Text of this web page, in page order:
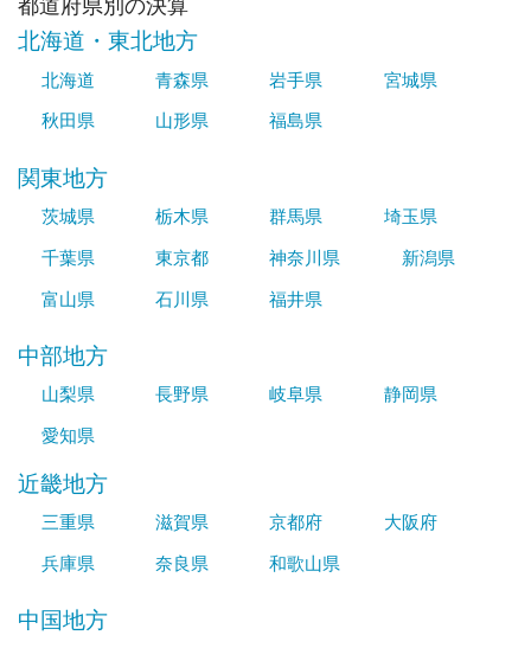
北海道・東北地方
北海道 青森県 岩手県
宮城県
秋田県
山形県 福島県
関東地方
茨城県 栃木県 群馬県
埼玉県
千葉県
東京都 神奈川県
新潟県
富山県
石川県 福井県
中部地方
山梨県 長野県 岐阜県
静岡県
愛知県
近畿地方
三重県 滋賀県 京都府
大阪府
兵庫県
奈良県 和歌山県
中国地方